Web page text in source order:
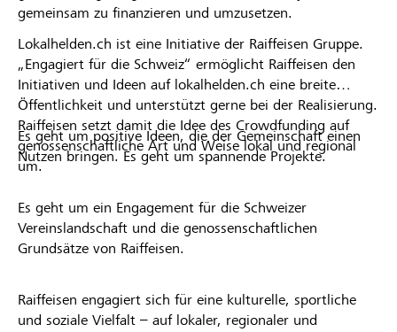
gemeinsam zu finanzieren und umzusetzen.
Lokalhelden.ch ist eine Initiative der Raiffeisen Gruppe.
„Engagiert für die Schweiz“ ermöglicht Raiffeisen den
Initiativen und Ideen auf lokalhelden.ch eine breite
Öffentlichkeit und unterstützt gerne bei der Realisierung.
Raiffeisen setzt damit die Idee des Crowdfunding auf
genossenschaftliche Art und Weise lokal und regional
um.
Es geht um positive Ideen, die der Gemeinschaft einen
Nutzen bringen. Es geht um spannende Projekte.
Es geht um ein Engagement für die Schweizer
Vereinslandschaft und die genossenschaftlichen
Grundsätze von Raiffeisen.
Raiffeisen engagiert sich für eine kulturelle, sportliche
und soziale Vielfalt – auf lokaler, regionaler und